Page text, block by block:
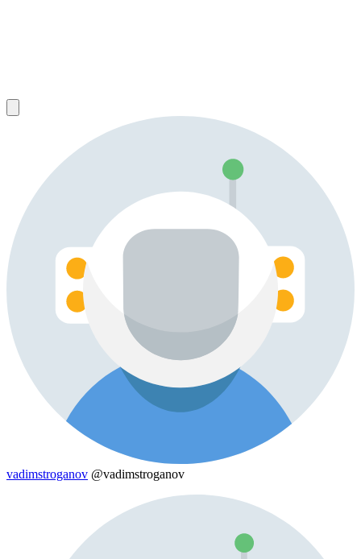
vadimstroganov @vadimstroganov